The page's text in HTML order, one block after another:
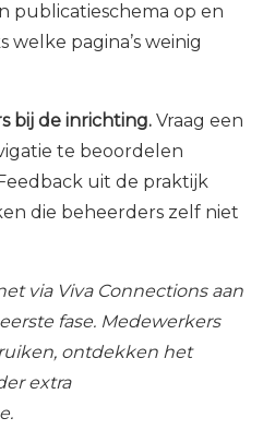
publicatieschema op en
welke pagina’s weinig
bij de inrichting. Vraag een
te beoordelen
uit de praktijk
die beheerders zelf niet
via Viva Connections aan
fase. Medewerkers
ontdekken het
extra